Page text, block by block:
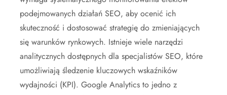
podejmowanych działań SEO, aby ocenić ich
skuteczność i dostosować strategię do zmieniających
się warunków rynkowych. Istnieje wiele narzędzi
analitycznych dostępnych dla specjalistów SEO, które
umożliwiają śledzenie kluczowych wskaźników
wydajności (KPI). Google Analytics to jedno z